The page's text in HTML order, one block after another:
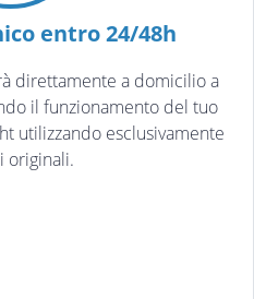
entro 24/48h
direttamente a domicilio a
il funzionamento del tuo
utilizzando esclusivamente
originali.